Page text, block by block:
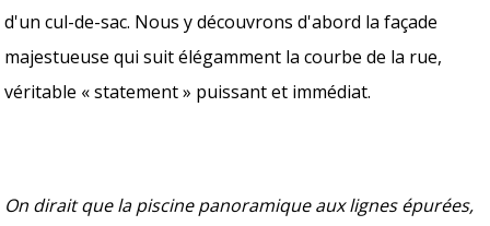
d'un cul-de-sac. Nous y découvrons d'abord la façade
majestueuse qui suit élégamment la courbe de la rue,
véritable « statement » puissant et immédiat.
On dirait que la piscine panoramique aux lignes épurées,